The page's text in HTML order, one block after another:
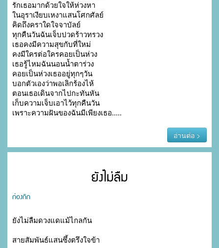
รักเธอมากด้วยใจให้ห่วงหา
ในอุราเงียบเหงาแสนโศกศัลย์
คิดถึงคราใดใจจาบัลย์
ทุกคืนวันฉันเจ็บปวดร้าวทรวง
เธอคงมีความสุขกับที่ใหม่
คงมีใครต่อใครคอยเป็นห่วง
เธอรู้ไหมฉันนอนน้ำตาร่วง
คอยเป็นห่วงเธออยู่ทุกๆวัน
บอกตัวเองว่าพอเลิกร้องไห้
ตอนเธอเดินจากไปกะทันหัน
เก็บความเจ็บเอาไว้ทุกคืนวัน
เพราะความฝันของฉันมีเพียงเธอ.....
อ่านต่อ >
ยังไม่ลืม
ก่องกิก
ยังไม่ลืมดวงแดแม้ไกลกัน
สายสัมพันธ์แสนซึ้งตรึงใจข้า